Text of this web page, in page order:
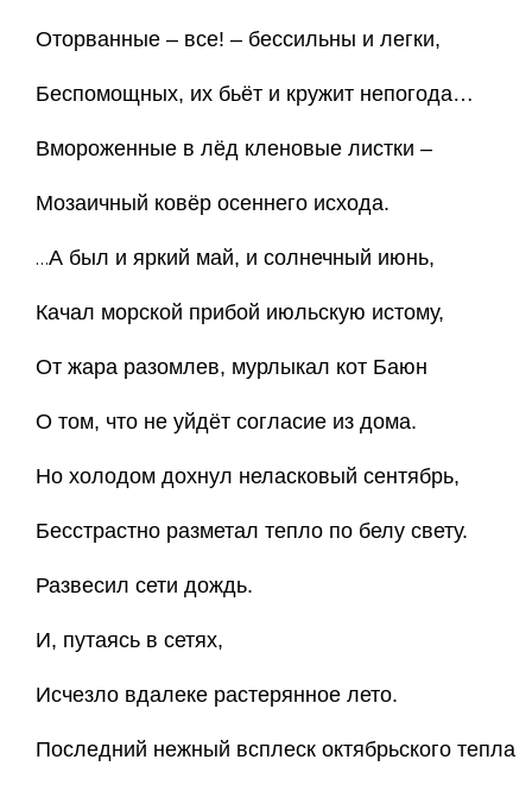
Оторванные – все! – бессильны и легки,
Беспомощных, их бьёт и кружит непогода…
Вмороженные в лёд кленовые листки –
Мозаичный ковёр осеннего исхода.
…А был и яркий май, и солнечный июнь,
Качал морской прибой июльскую истому,
От жара разомлев, мурлыкал кот Баюн
О том, что не уйдёт согласие из дома.
Но холодом дохнул неласковый сентябрь,
Бесстрастно разметал тепло по белу свету.
Развесил сети дождь.
И, путаясь в сетях,
Исчезло вдалеке растерянное лето.
Последний нежный всплеск октябрьского тепла